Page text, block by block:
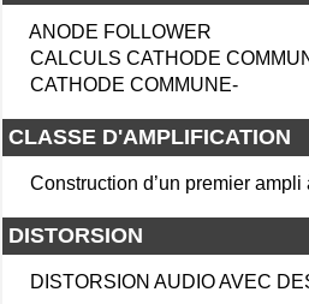
ANODE FOLLOWER
CALCULS CATHODE
CATHODE COMMUNE-
CLASSE D'AMPLIFICATION
Construction d’un premier ampli
DISTORSION
DISTORSION AUDIO AVEC